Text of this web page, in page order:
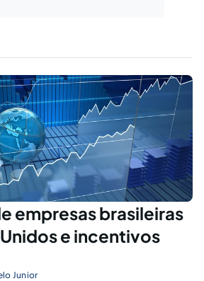
empresas brasileiras
e incentivos
Junior